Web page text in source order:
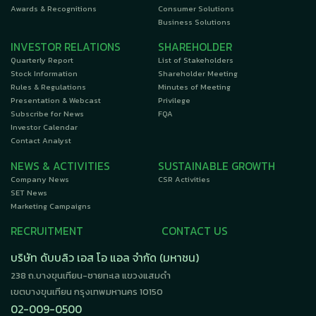
Awards & Recognitions
Consumer Solutions
Business Solutions
INVESTOR RELATIONS
Quarterly Report
Stock Information
Rules & Regulations
Presentation & Webcast
Subscribe for News
Investor Calendar
Contact Analyst
SHAREHOLDER
List of Stakeholders
Shareholder Meeting
Minutes of Meeting
Privilege
FQA
NEWS & ACTIVITIES
Company News
SET News
Marketing Campaigns
SUSTAINABLE GROWTH
CSR Activities
RECRUITMENT
CONTACT US
บริษัท ดับบลิว เอส โอ แอล จำกัด (มหาชน)
238 ถ.บางขุนเทียน-ชายทะเล แขวงแสมดำ
เขตบางขุนเทียน กรุงเทพมหานคร 10150
02-009-0500